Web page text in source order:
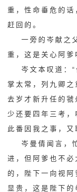
重，性命垂危的
赶回的。
一旁的岑献之父
重，这是关心阿爹
岑文本叹道：“
掌太常，列九卿
去岁才新升任的
少还要四年三考，
此番因我之事，
岑曼倩闻言，忙
进，但阿爹也不
的，陛下一向视
显贵，这是陛下